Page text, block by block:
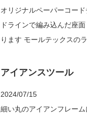
オリジナルペーパーコードチェ
ドラインで編み込んだ座面 ナチュラルとはまた違った感覚になり、とてもシックにまとま
ります モールテックスのラウン
アイアンスツール
2024/07/15
細い丸のアイアンフレームに